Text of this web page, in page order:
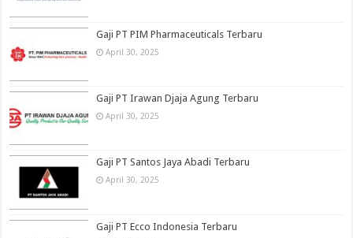
Gaji PT PIM Pharmaceuticals Terbaru
April 30, 2025
Gaji PT Irawan Djaja Agung Terbaru
April 30, 2025
Gaji PT Santos Jaya Abadi Terbaru
April 30, 2025
Gaji PT Ecco Indonesia Terbaru